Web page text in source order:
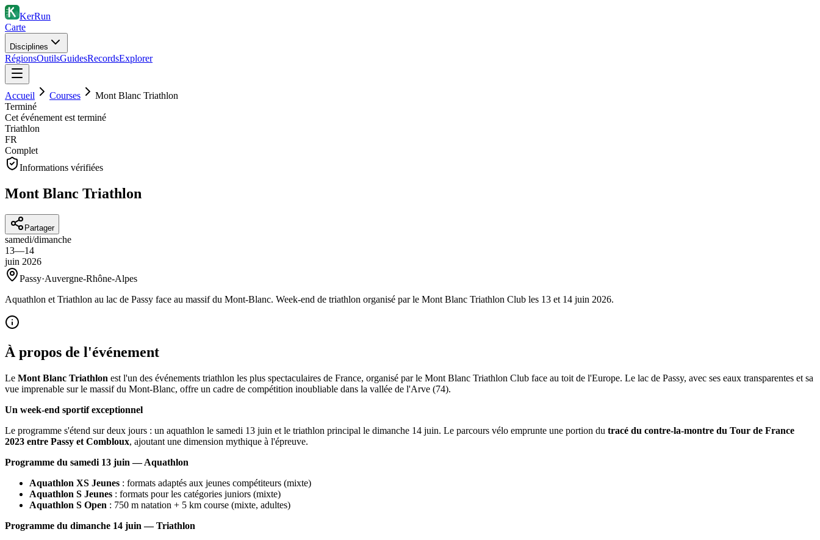
KerRun
Carte
Disciplines
RégionsOutilsGuidesRecordsExplorer
Accueil Courses
Mont Blanc Triathlon
Terminé
Cet événement est terminé
Triathlon
FR
Complet
Informations vérifiées
Mont Blanc Triathlon
Partager
samedi/dimanche
13—14
juin 2026
Passy·Auvergne-Rhône-Alpes
Aquathlon et Triathlon au lac de Passy face au massif du Mont-Blanc. Week-end de triathlon organisé par le Mont Blanc Triathlon Club les 13 et 14 juin 2026.
À propos de l'événement
Le Mont Blanc Triathlon est l'un des événements triathlon les plus spectaculaires de France, organisé par le Mont Blanc Triathlon Club face au toit de l'Europe. Le lac de Passy, avec ses eaux transparentes et sa
vue imprenable sur le massif du Mont-Blanc, offre un cadre de compétition inoubliable dans la vallée de l'Arve (74).
Un week-end sportif exceptionnel
Le programme s'étend sur deux jours : un aquathlon le samedi 13 juin et le triathlon principal le dimanche 14 juin. Le parcours vélo emprunte une portion du tracé du contre-la-montre du Tour de France
2023 entre Passy et Combloux, ajoutant une dimension mythique à l'épreuve.
Programme du samedi 13 juin — Aquathlon
Aquathlon XS Jeunes : formats adaptés aux jeunes compétiteurs (mixte)
Aquathlon S Jeunes : formats pour les catégories juniors (mixte)
Aquathlon S Open : 750 m natation + 5 km course (mixte, adultes)
Programme du dimanche 14 juin — Triathlon